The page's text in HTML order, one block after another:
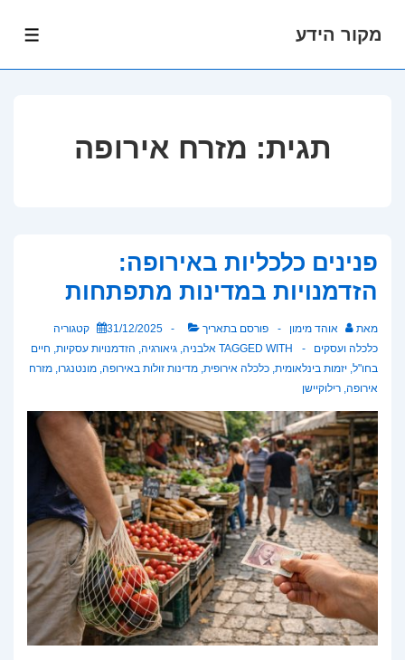
מקור הידע
תגית: מזרח אירופה
פנינים כלכליות באירופה:
הזדמנויות במדינות מתפתחות
מאת אוהד מימון פורסם בתאריך 31/12/2025
קטגוריה
כלכלה ועסקים
TAGGED WITH אלבניה, גיאורגיה, הזדמנויות עסקיות, חיים
בחו"ל, יזמות בינלאומית, כלכלה אירופית, מדינות זולות באירופה, מונטנגרו, מזרח
אירופה, רילוקיישן